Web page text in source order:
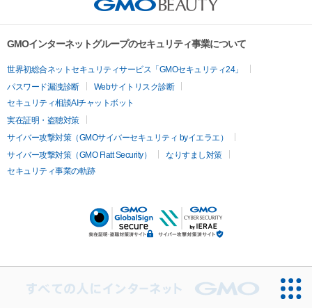
GMOインターネットグループのセキュリティ事業について
世界初総合ネットセキュリティサービス「GMOセキュリティ24」
パスワード漏洩診断
Webサイトリスク診断
セキュリティ相談AIチャットボット
実在証明・盗聴対策
サイバー攻撃対策（GMOサイバーセキュリティ byイエラエ）
サイバー攻撃対策（GMO Flatt Security）
なりすまし対策
セキュリティ事業の軌跡